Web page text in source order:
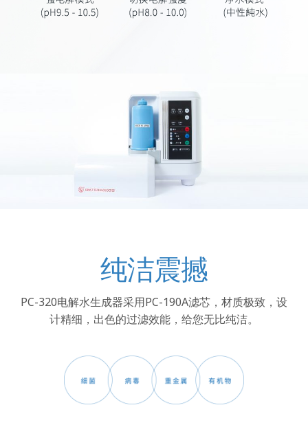
纯洁震撼
PC-320电解水生成器采用PC-190A滤芯，材质极致，设
计精细，出色的过滤效能，给您无比纯洁。